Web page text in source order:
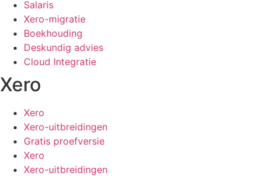
Salaris
Xero-migratie
Boekhouding
Deskundig advies
Cloud Integratie
Xero
Xero
Xero-uitbreidingen
Gratis proefversie
Xero
Xero-uitbreidingen